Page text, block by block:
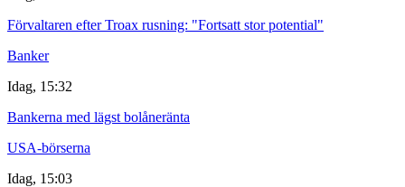
Förvaltaren efter Troax rusning: "Fortsatt stor potential"
Banker
Idag, 15:32
Bankerna med lägst bolåneränta
USA-börserna
Idag, 15:03